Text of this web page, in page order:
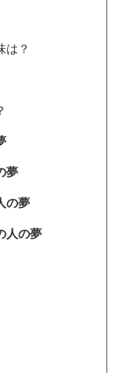
は？
夢
の夢
人の夢